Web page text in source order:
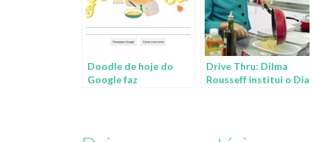
Doodle de hoje do
Google faz
Drive Thru: Dilma
Rousseff institui o Dia